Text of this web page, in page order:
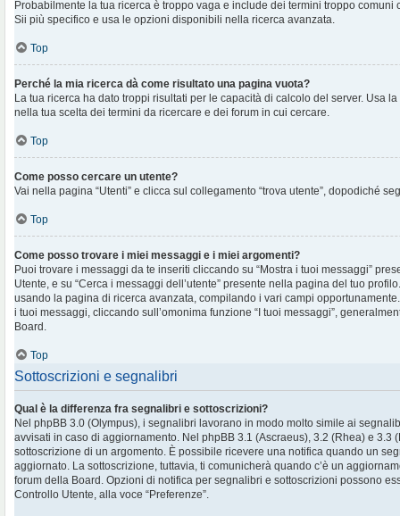
Probabilmente la tua ricerca è troppo vaga e include dei termini troppo
Sii più specifico e usa le opzioni disponibili nella ricerca avanzata.
Top
Perché la mia ricerca dà come risultato una pagina vuota?
La tua ricerca ha dato troppi risultati per le capacità di calcolo del server. Usa
nella tua scelta dei termini da ricercare e dei forum in cui cercare.
Top
Come posso cercare un utente?
Vai nella pagina “Utenti” e clicca sul collegamento “trova utente”, dopodiché
Top
Come posso trovare i miei messaggi e i miei argomenti?
Puoi trovare i messaggi da te inseriti cliccando su “Mostra i tuoi messaggi”
Utente, e su “Cerca i messaggi dell’utente” presente nella pagina del tuo
usando la pagina di ricerca avanzata, compilando i vari campi
i tuoi messaggi, cliccando sull’omonima funzione “I tuoi messaggi”,
Board.
Top
Sottoscrizioni e segnalibri
Qual è la differenza fra segnalibri e sottoscrizioni?
Nel phpBB 3.0 (Olympus), i segnalibri lavorano in modo molto simile ai
avvisati in caso di aggiornamento. Nel phpBB 3.1 (Ascraeus), 3.2 (Rhea) e 3.3
sottoscrizione di un argomento. È possibile ricevere una notifica quando un
aggiornato. La sottoscrizione, tuttavia, ti comunicherà quando c’è un
forum della Board. Opzioni di notifica per segnalibri e sottoscrizioni possono
Controllo Utente, alla voce “Preferenze”.